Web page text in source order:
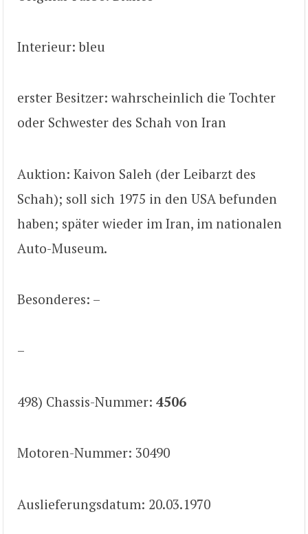
Interieur: bleu
erster Besitzer: wahrscheinlich die Tochter
oder Schwester des Schah von Iran
Auktion: Kaivon Saleh (der Leibarzt des
Schah); soll sich 1975 in den USA befunden
haben; später wieder im Iran, im nationalen
Auto-Museum.
Besonderes: –
–
498) Chassis-Nummer: 4506
Motoren-Nummer: 30490
Auslieferungsdatum: 20.03.1970